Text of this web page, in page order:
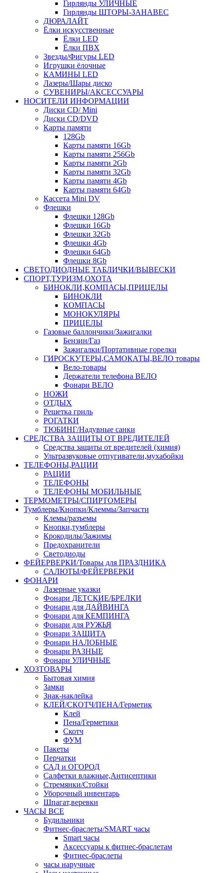
Гирлянды УЛИЧНЫЕ
Гирлянды ШТОРЫ-ЗАНАВЕС
ДЮРАЛАЙТ
Ёлки искусственные
Ёлки LED
Ёлки ПВХ
Звезды/Фигуры LED
Игрушки ёлочные
КАМИНЫ LED
Лазеры/Шары диско
СУВЕНИРЫ/АКСЕССУАРЫ
НОСИТЕЛИ ИНФОРМАЦИИ
Диски CD/ Mini
Диски CD/DVD
Карты памяти
128Gb
Карты памяти 16Gb
Карты памяти 256Gb
Карты памяти 2Gb
Карты памяти 32Gb
Карты памяти 4Gb
Карты памяти 64Gb
Кассета Mini DV
Флешки
Флешки 128Gb
Флешки 16Gb
Флешки 32Gb
Флешки 4Gb
Флешки 64Gb
Флешки 8Gb
СВЕТОДИОДНЫЕ ТАБЛИЧКИ/ВЫВЕСКИ
СПОРТ,ТУРИЗМ,ОХОТА
БИНОКЛИ,КОМПАСЫ,ПРИЦЕЛЫ
БИНОКЛИ
КОМПАСЫ
МОНОКУЛЯРЫ
ПРИЦЕЛЫ
Газовые баллончики/Зажигалки
Бензин/Газ
Зажигалки/Портативные горелки
ГИРОСКУТЕРЫ,САМОКАТЫ,ВЕЛО товары
Вело-товары
Держатели телефона ВЕЛО
Фонари ВЕЛО
НОЖИ
ОТДЫХ
Решетка гриль
РОГАТКИ
ТЮБИНГ/Надувные санки
СРЕДСТВА ЗАЩИТЫ ОТ ВРЕДИТЕЛЕЙ
Средства защиты от вредителей (химия)
Ультразвуковые отпугиватели,мухабойки
ТЕЛЕФОНЫ,РАЦИИ
РАЦИИ
ТЕЛЕФОНЫ
ТЕЛЕФОНЫ МОБИЛЬНЫЕ
ТЕРМОМЕТРЫ/СПИРТОМЕРЫ
Тумблеры/Кнопки/Клеммы/Запчасти
Клемы/разъемы
Кнопки,тумблеры
Крокодилы/Зажимы
Предохранители
Светодиоды
ФЕЙЕРВЕРКИ/Товары для ПРАЗДНИКА
САЛЮТЫ/ФЕЙЕРВЕРКИ
ФОНАРИ
Лазерные указки
Фонари ДЕТСКИЕ/БРЕЛКИ
Фонари для ДАЙВИНГА
Фонари для КЕМПИНГА
Фонари для РУЖЬЯ
Фонари ЗАЩИТА
Фонари НАЛОБНЫЕ
Фонари РАЗНЫЕ
Фонари УЛИЧНЫЕ
ХОЗТОВАРЫ
Бытовая химия
Замки
Знак-наклейка
КЛЕЙ/СКОТЧ/ПЕНА/Герметик
Клей
Пена/Герметики
Скотч
ФУМ
Пакеты
Перчатки
САД и ОГОРОД
Салфетки влажные,Антисептики
Стремянки/Стойки
Уборочный инвентарь
Шпагат,веревки
ЧАСЫ ВСЕ
Будильники
Фитнес-браслеты/SMART часы
Smart часы
Аксессуары к фитнес-браслетам
Фитнес-браслеты
часы наручные